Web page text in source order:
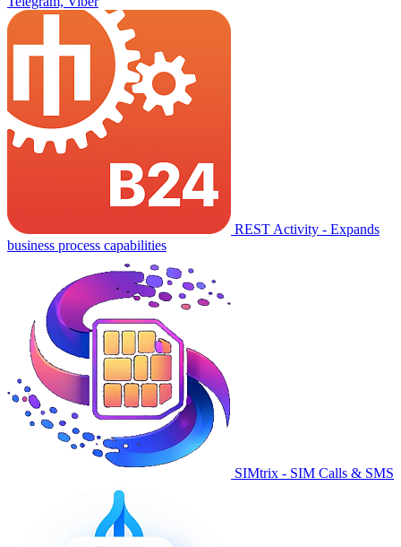
REST Activity - Expands
business process capabilities
SIMtrix - SIM Calls & SMS